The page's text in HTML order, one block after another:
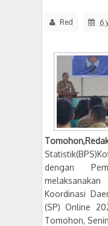
Red 6
dengan
Koordinasi
(SP) Online
Tomohon,